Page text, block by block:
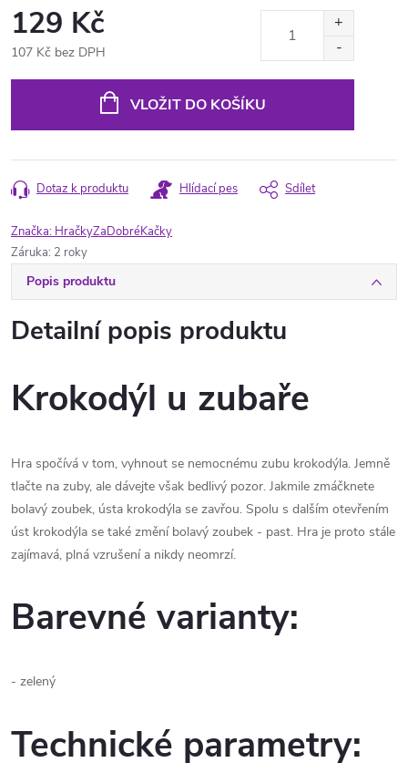
129 Kč
107 Kč bez DPH
VLOŽIT DO KOŠÍKU
Dotaz k produktu Hlídací pes Sdílet
Značka: HračkyZaDobréKačky
Záruka: 2 roky
Popis produktu
Detailní popis produktu
Krokodýl u zubaře
Hra spočívá v tom, vyhnout se nemocnému zubu krokodýla. Jemně
tlačte na zuby, ale dávejte však bedlivý pozor. Jakmile zmáčknete
bolavý zoubek, ústa krokodýla se zavřou. Spolu s dalším otevřením
úst krokodýla se také změní bolavý zoubek - past. Hra je proto stále
zajímavá, plná vzrušení a nikdy neomrzí.
Barevné varianty:
- zelený
Technické parametry: